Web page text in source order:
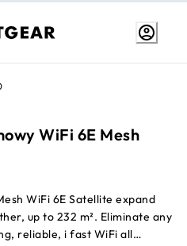
WiFi 6E Mesh
WiFi 6E Satellite expand
up to 232 m². Eliminate any
reliable, i fast WiFi all